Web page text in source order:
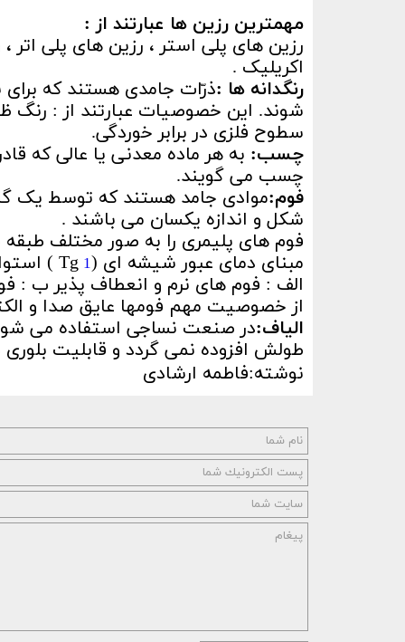
مهمترین رزین ها عبارتند از :
رزین های پلی استر ، رزین های پلی اتر
اکریلیک .
رنگدانه ها :ذرّات جامدی هستند که
شوند. این خصوصیات عبارتند از : رنگ
سطوح فلزی در برابر خوردگی.
چسب: به هر ماده معدنی یا عالی که
چسب می گویند.
فوم:
شکل و اندازه یکسان می باشند .
فوم های پلیمری را به صور مختلف
مبنای دمای عبور شیشه ای (Tg1
)
الف : فوم های نرم و انعطاف پذیر ب
از خصوصیت مهم فومها عایق صدا و
الیاف:در صنعت نساجی استفاده می
طولش افزوده نمی گردد و قابلیت
نوشته:فاطمه ارشادی